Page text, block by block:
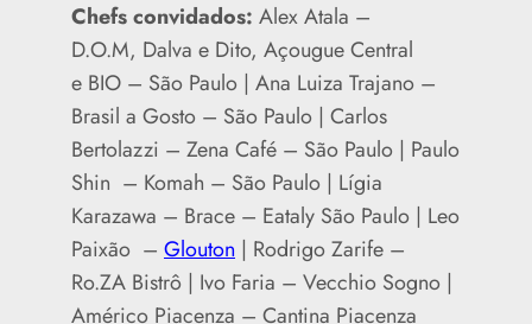
Chefs convidados: Alex Atala –
D.O.M, Dalva e Dito, Açougue Central
e BIO – São Paulo | Ana Luiza Trajano –
Brasil a Gosto – São Paulo | Carlos
Bertolazzi – Zena Café – São Paulo | Paulo
Shin – Komah – São Paulo | Lígia
Karazawa – Brace – Eataly São Paulo | Leo
Paixão – Glouton | Rodrigo Zarife –
Ro.ZA Bistrô | Ivo Faria – Vecchio Sogno |
Américo Piacenza – Cantina Piacenza